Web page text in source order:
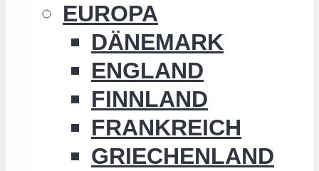
EUROPA
DÄNEMARK
ENGLAND
FINNLAND
FRANKREICH
GRIECHENLAND